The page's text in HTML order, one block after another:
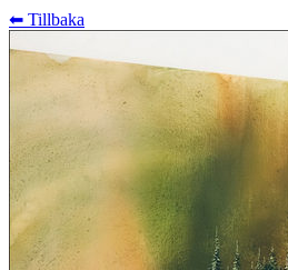
⬅︎ Tillbaka